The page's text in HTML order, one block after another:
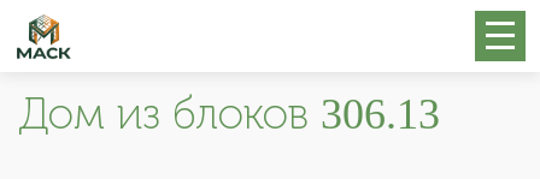
Дом из блоков 306.13